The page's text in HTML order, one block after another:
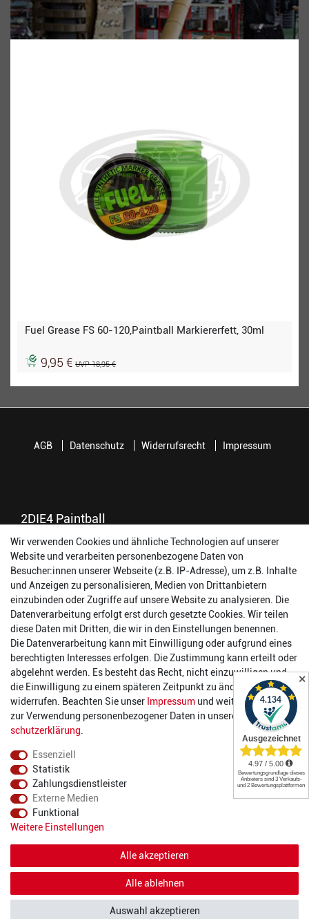
Fuel Grease FS 60-120,Paintball Markiererfett, 30ml
9,95 €UVP 18,95 €
2DIE4 Paintball
56457 Westerburg
Reinhold-Ferger-Straße 26
order@2die4-sports.com
0 26 63/ 9 68 69 37
Öffnungszeiten
Montag:
14:00 - 17:00 Uhr
Dienstag:
14:00 - 17:00 Uhr
Mittwoch:
14:00 - 17:00 Uhr
Donnerstag:
14:00 - 17:00 Uhr
Freitag:
14:00 - 19:00 Uhr
Samstag:
10:00 - 17:00 Uhr
AGB Datenschutz Widerrufsrecht Impressum
Wir verwenden Cookies und ähnliche Technologien auf unserer
Website und verarbeiten personenbezogene Daten von
Besucher:innen unserer Webseite (z.B. IP-Adresse), um z.B. Inhalte
und Anzeigen zu personalisieren, Medien von Drittanbietern
einzubinden oder Zugriffe auf unsere Website zu analysieren. Die
Datenverarbeitung erfolgt erst durch gesetzte Cookies. Wir teilen
diese Daten mit Dritten, die wir in den Einstellungen benennen.
Die Datenverarbeitung kann mit Einwilligung oder aufgrund eines
berechtigten Interesses erfolgen. Die Zustimmung kann erteilt oder
abgelehnt werden. Es besteht das Recht, nicht einzuwilligen und
die Einwilligung zu einem späteren Zeitpunkt zu ändern oder zu
widerrufen. Beachten Sie unser Impressum und weitere Hinweise
zur Verwendung personenbezogener Daten in unserer
Daten­
schutz­erklärung
Essenziell
Statistik
Zahlungsdienstleister
Externe Medien
Funktional
Weitere Einstellungen
Alle akzeptieren
Alle ablehnen
Auswahl akzeptieren
✕